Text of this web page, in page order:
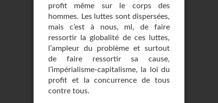
profit même sur le corps des
hommes. Les luttes sont dispersées,
mais c’est à nous, ml, de faire
ressortir la globalité de ces luttes,
l’ampleur du problème et surtout
de faire ressortir sa cause,
l’impérialisme-capitalisme, la loi du
profit et la concurrence de tous
contre tous.